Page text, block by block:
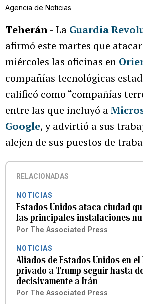
Agencia de Noticias
Teherán- La Guardia
afirmó este martes que
miércoles las oficinas en
compañías tecnológicas
calificó como “compañías
entre las que incluyó a
Google, y advirtió a sus
alejen de sus puestos de
RELACIONADAS
NOTICIAS
Estados Unidos ataca ciudad
las principales instalaciones
Por The Associated Press
NOTICIAS
Aliados de Estados Unidos en
privado a Trump seguir hasta
decisivamente a Irán
Por The Associated Press